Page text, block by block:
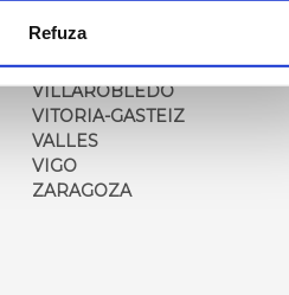
Refuza
VELEZ MALAGA
VERA
VILLAROBLEDO
VITORIA-GASTEIZ
VALLES
VIGO
ZARAGOZA